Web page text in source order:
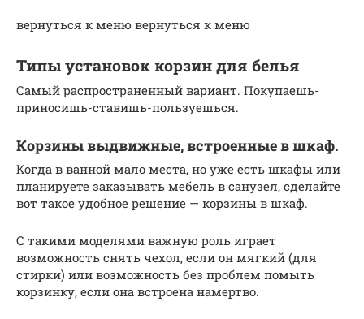
вернуться к меню вернуться к меню
Типы установок корзин для белья
Самый распространенный вариант. Покупаешь-
приносишь-ставишь-пользуешься.
Корзины выдвижные, встроенные в шкаф.
Когда в ванной мало места, но уже есть шкафы или
планируете заказывать мебель в санузел, сделайте
вот такое удобное решение — корзины в шкаф.
С такими моделями важную роль играет
возможность снять чехол, если он мягкий (для
стирки) или возможность без проблем помыть
корзинку, если она встроена намертво.